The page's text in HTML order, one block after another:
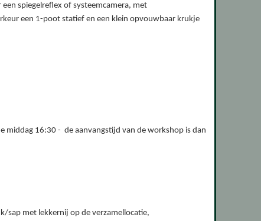
spiegelreflex of systeemcamera, met
een 1-poot statief en een klein opvouwbaar krukje
16:30 - de aanvangstijd van de workshop is dan
sap met lekkernij op de verzamellocatie,